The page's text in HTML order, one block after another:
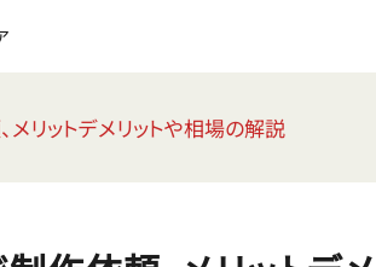
リットデメリットや相場の解説